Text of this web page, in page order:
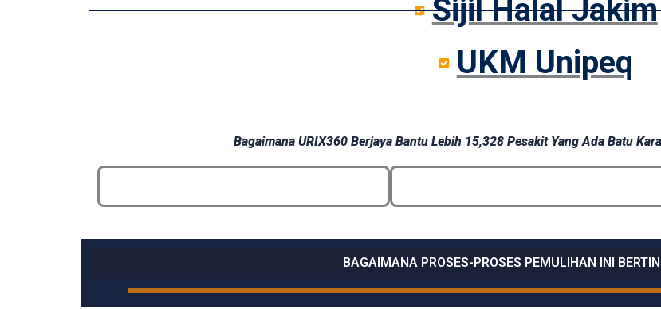
Sijil Halal Jakim
UKM Unipeq
Bagaimana URIX360 Berjaya Bantu Lebih 15,328 Pesakit Yang Ada Batu
BAGAIMANA PROSES-PROSES PEMULIHAN INI